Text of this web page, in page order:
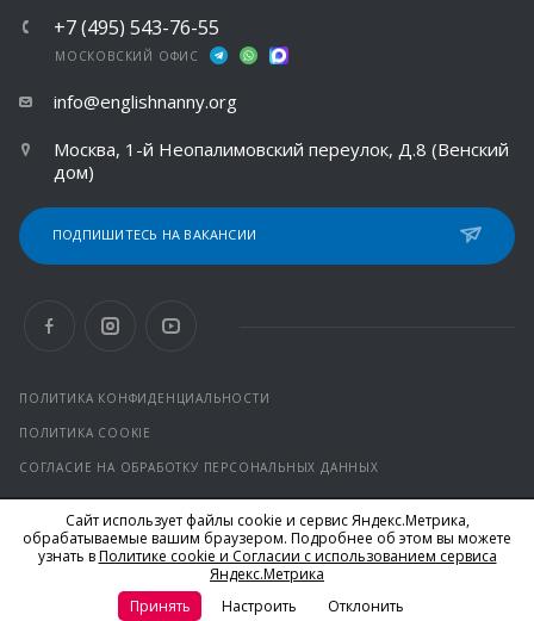
+7 (495) 543-76-55
МОСКОВСКИЙ ОФИС
info@englishnanny.org
Москва, 1-й Неопалимовский переулок, Д.8 (Венский
дом)
ПОДПИШИТЕСЬ НА ВАКАНСИИ
ПОЛИТИКА КОНФИДЕНЦИАЛЬНОСТИ
ПОЛИТИКА COOKIE
СОГЛАСИЕ НА ОБРАБОТКУ ПЕРСОНАЛЬНЫХ ДАННЫХ
© 2026 Все права защищены.
*Facebook и Instagram от компании Meta признаны
экстремистскими организациями и запрещены на территории
Сайт использует файлы cookie и сервис Яндекс.Метрика,
обрабатываемые вашим браузером. Подробнее об этом вы можете
узнать вПолитике cookie и Согласии с использованием сервиса
Яндекс.Метрика
Принять
Настроить Отклонить